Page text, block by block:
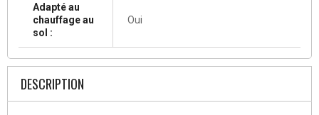
Adapté au
chauffage au
sol :
Oui
DESCRIPTION